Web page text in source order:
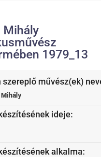
Mihály
1979_13
szereplő művész(ek)
Mihály
ideje:
alkalma: